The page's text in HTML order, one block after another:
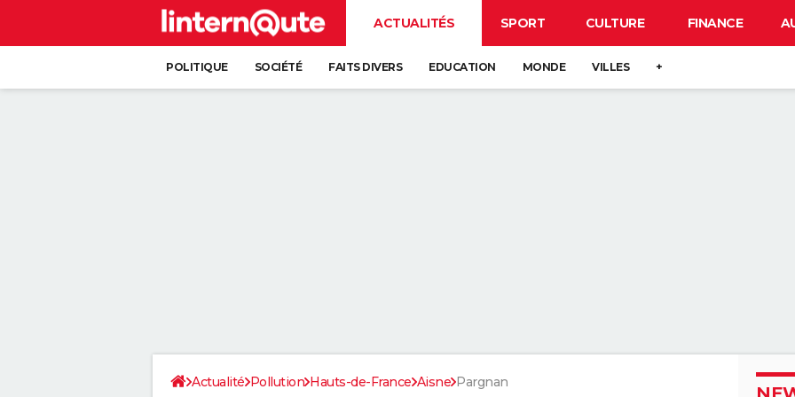
ACTUALITÉS SPORT CULTURE FINANCE
POLITIQUE SOCIÉTÉ FAITS DIVERS EDUCATION MONDE VILLES +
Actualité Pollution Hauts-de-France Aisne Pargnan